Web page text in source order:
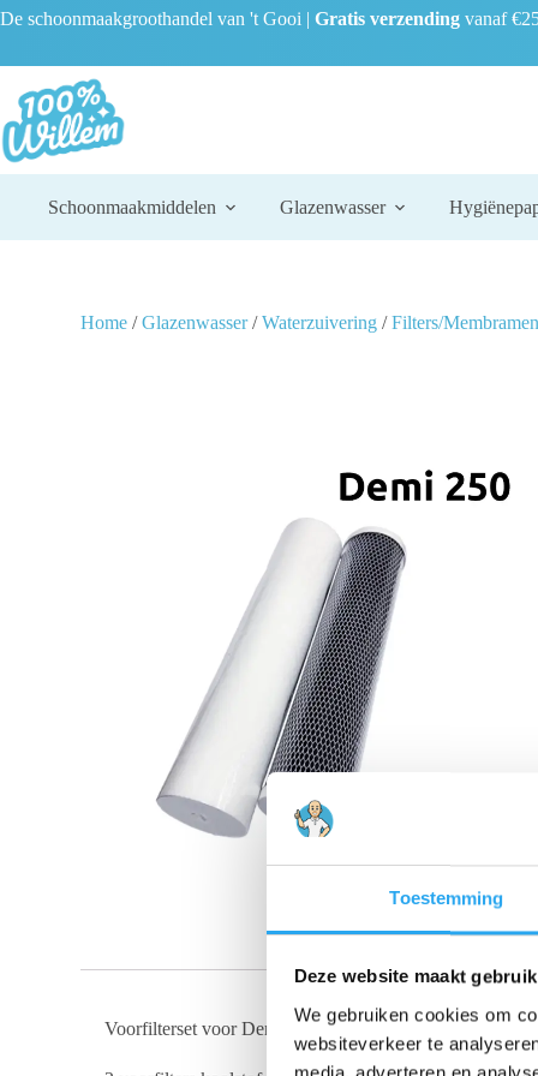
Toestemming
Deze website maakt
We gebruiken cookies om
websiteverkeer te
De schoonmaakgroothandel van 't Gooi | Gratis verzending vanaf
Schoonmaakmiddelen Glazenwasser
Home /Glazenwasser/Waterzuivering /Filters/Membramen
Voorfilterset voor Demi 250